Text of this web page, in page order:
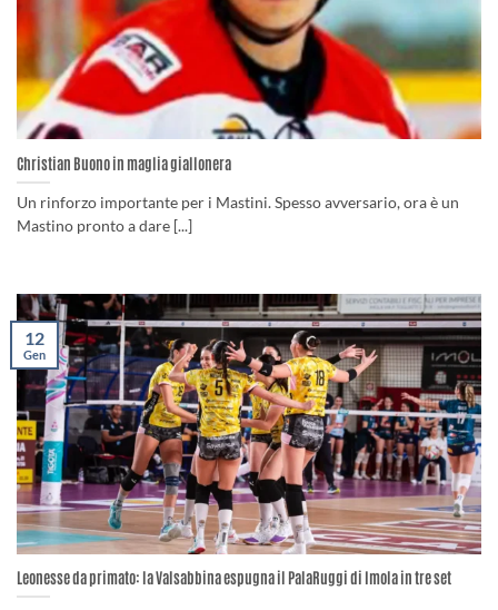
Christian Buono in maglia giallonera
Un rinforzo importante per i Mastini. Spesso avversario, ora è un
Mastino pronto a dare [...]
Leonesse da primato: la Valsabbina espugna il PalaRuggi di Imola in tre set
12
Gen